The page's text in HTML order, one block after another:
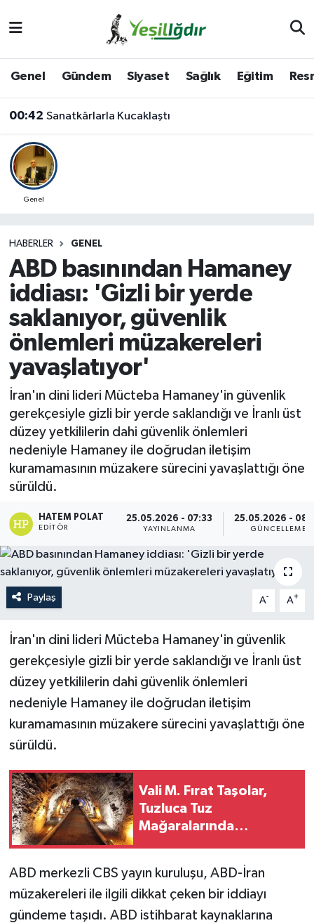
Genel Gündem Siyaset Sağlık Eğitim
00:42 Sanatkârlarla Kucaklaştı
Genel
HABERLER GENEL
ABD basınından Hamaney
iddiası: 'Gizli bir yerde
saklanıyor, güvenlik
önlemleri müzakereleri
yavaşlatıyor'
İran'ın dini lideri Mücteba Hamaney'in güvenlik
gerekçesiyle gizli bir yerde saklandığı ve İranlı üst
düzey yetkililerin dahi güvenlik önlemleri
nedeniyle Hamaney ile doğrudan iletişim
kuramamasının müzakere sürecini yavaşlattığı öne
sürüldü.
HATEM POLAT
EDITÖR
25.05.2026 - 07:33
YAYINLANMA
25.05.2026 -
GÜNCELLEME
Paylaş A- A+
İran'ın dini lideri Mücteba Hamaney'in güvenlik
gerekçesiyle gizli bir yerde saklandığı ve İranlı üst
düzey yetkililerin dahi güvenlik önlemleri
nedeniyle Hamaney ile doğrudan iletişim
kuramamasının müzakere sürecini yavaşlattığı öne
sürüldü.
Vali M. Fırat Taşolar,
Tuzluca Tuz
Mağaralarında
ABD merkezli CBS yayın kuruluşu, ABD-İran
müzakereleri ile ilgili dikkat çeken bir iddiayı
gündeme taşıdı. ABD istihbarat kaynaklarına
Iğdır Trafik Yoğunluk Haritası
Süper Lig Puan Durumu ve Fikstür
Son Dakika Haberleri
Haber Arşivi